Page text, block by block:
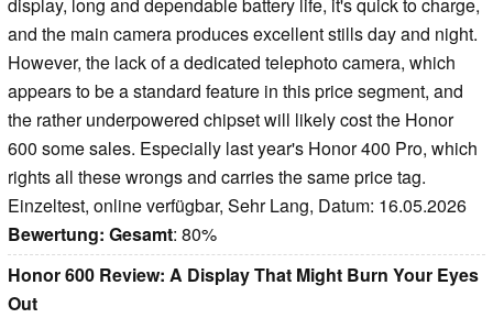
display, long and dependable battery life, it's quick to charge,
and the main camera produces excellent stills day and night.
However, the lack of a dedicated telephoto camera, which
appears to be a standard feature in this price segment, and
the rather underpowered chipset will likely cost the Honor
600 some sales. Especially last year's Honor 400 Pro, which
rights all these wrongs and carries the same price tag.
Einzeltest, online verfügbar, Sehr Lang, Datum: 16.05.2026
Bewertung: Gesamt: 80%
Honor 600 Review: A Display That Might Burn Your Eyes
Out